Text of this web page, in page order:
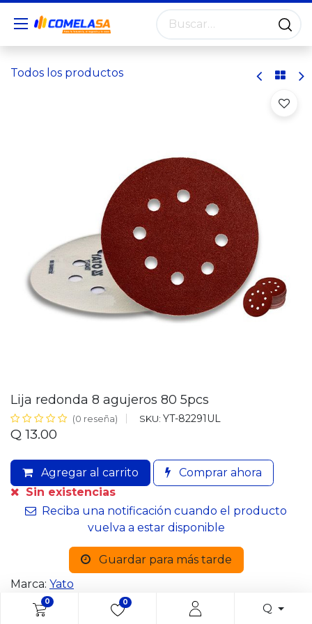
0 0 Q
Todos los productos
Lija redonda 8 agujeros 80 5pcs
(0 reseña) SKU: YT-82291UL
Q 13.00
Agregar al carrito
Comprar ahora
Sin existencias
Reciba una notificación cuando el producto
vuelva a estar disponible
Guardar para más tarde
Marca: Yato